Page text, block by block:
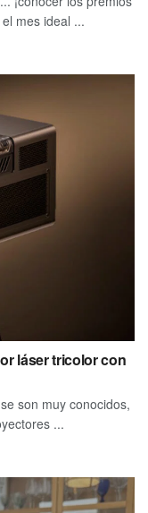
mes ideal ...
láser tricolor con
son muy conocidos,
...